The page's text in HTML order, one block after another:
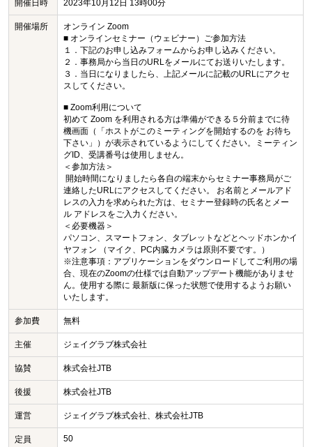
開催日時 2023年10月12日 13時00分
開催場所
オンライン Zoom
■ オンラインセミナー（ウェビナー）ご参加方法
１．下記のお申し込みフォームからお申し込みください。
２．事務局から当日のURLをメールにてお送りいたします。
３．当日になりましたら、上記メールに記載のURLにアクセ
スしてください。
■ Zoom利用について
初めて Zoom を利用される方は準備ができる５分前までに待
機画面（「ホストがこのミーティングを開始するのを お待ち
下さい」）が表示されているようにしてください。ミーティン
グID、受講番号は使用しません。
＜参加方法＞
開始時間になりましたら各自の端末からセミナー事務局がご
連絡したURLにアクセスしてください。 お名前とメールアド
レスの入力を求められた方は、セミナー登録時の氏名とメー
ル アドレスをご入力ください。
＜必要機器＞
パソコン、スマートフォン、タブレットなどとヘッドホンかイ
ヤフォン （マイク、PC内臓カメラは原則不要です。）
※注意事項：アプリケーションをダウンロードしてご利用の場
合、現在のZoomの仕様では自動アップデート機能がありませ
ん。使用する際に 最新版に保った状態で使用するようお願い
いたします。
参加費 無料
主催 ジェイグラブ株式会社
協賛 株式会社JTB
後援 株式会社JTB
運営 ジェイグラブ株式会社、株式会社JTB
定員 50